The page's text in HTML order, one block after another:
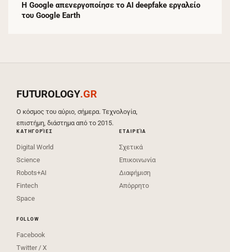
Η Google απενεργοποίησε το AI deepfake εργαλείο
του Google Earth
FUTUROLOGY.GR
Ο κόσμος του αύριο, σήμερα. Τεχνολογία,
επιστήμη, διάστημα από το 2015.
ΚΑΤΗΓΟΡΊΕΣ
Digital World
Science
Robots+AI
Fintech
Space
ΕΤΑΙΡΕΊΑ
Σχετικά
Επικοινωνία
Διαφήμιση
Απόρρητο
FOLLOW
Facebook
Twitter / X